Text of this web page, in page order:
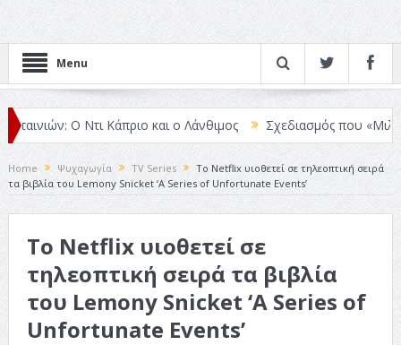
Menu
Ο Ντι Κάπριο και ο Λάνθιμος Σχεδιασμός που «Μιλάει»
Home Ψυχαγωγία TV Series
Το Netflix υιοθετεί σε τηλεοπτική σειρά
τα βιβλία του Lemony Snicket ‘A Series of Unfortunate Events’
Το Netflix υιοθετεί σε
τηλεοπτική σειρά τα βιβλία
του Lemony Snicket ‘A Series of
Unfortunate Events’